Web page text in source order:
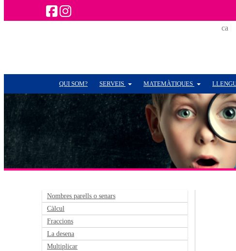
ca
QUI SOM? SERVEIS MATEMÀTIQUES
Nombres parells o senars
Càlcul
Fraccions
La desena
Multiplicar